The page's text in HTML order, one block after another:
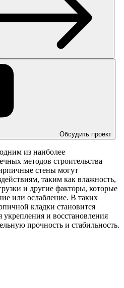
Обсудить проект
из наиболее
методов строительства
стены могут
таким как влажность,
и другие факторы, которые
или ослабление. В таких
кладки становится
и восстановления
прочность и стабильность.